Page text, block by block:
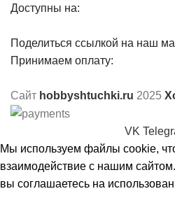
Доступны на:
Поделиться ссылкой на наш
Принимаем оплату:
Сайт hobbyshtuchki.ru 2025
VK
Мы используем файлы cookie,
взаимодействие с нашим
вы соглашаетесь на